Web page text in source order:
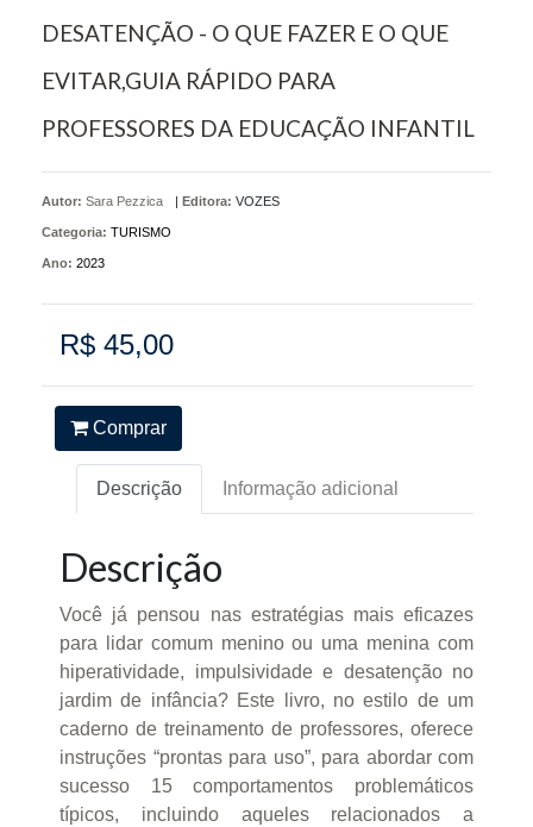
DESATENÇÃO - O QUE FAZER E O QUE
EVITAR,GUIA RÁPIDO PARA
PROFESSORES DA EDUCAÇÃO INFANTIL
Autor: Sara Pezzica | Editora: VOZES
Categoria: TURISMO
Ano: 2023
R$ 45,00
Comprar
Descrição Informação adicional
Descrição
Você já pensou nas estratégias mais eficazes
para lidar comum menino ou uma menina com
hiperatividade, impulsividade e desatenção no
jardim de infância? Este livro, no estilo de um
caderno de treinamento de professores, oferece
instruções “prontas para uso”, para abordar com
sucesso 15 comportamentos problemáticos
típicos, incluindo aqueles relacionados a